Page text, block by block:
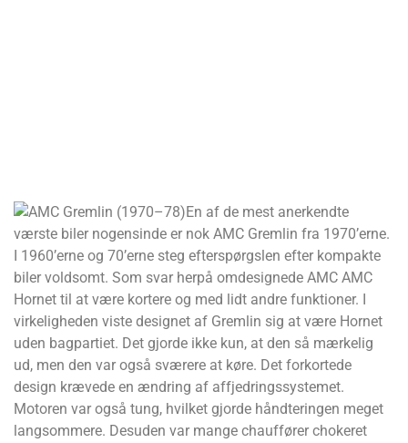
En af de mest anerkendte
værste biler nogensinde er nok AMC Gremlin fra 1970’erne.
I 1960’erne og 70’erne steg efterspørgslen efter kompakte
biler voldsomt. Som svar herpå omdesignede AMC AMC
Hornet til at være kortere og med lidt andre funktioner. I
virkeligheden viste designet af Gremlin sig at være Hornet
uden bagpartiet. Det gjorde ikke kun, at den så mærkelig
ud, men den var også sværere at køre. Det forkortede
design krævede en ændring af affjedringssystemet.
Motoren var også tung, hvilket gjorde håndteringen meget
langsommere. Desuden var mange chauffører chokeret